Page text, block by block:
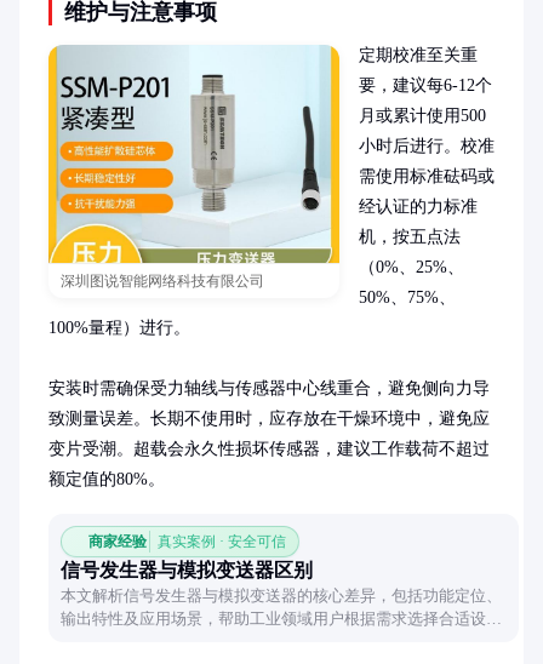
维护与注意事项
深圳图说智能网络科技有限公司
定期校准至关重
要，建议每6-12个
月或累计使用500
小时后进行。校准
需使用标准砝码或
经认证的力标准
机，按五点法
（0%、25%、
50%、75%、
100%量程）进行。
安装时需确保受力轴线与传感器中心线重合，避免侧向力导
致测量误差。长期不使用时，应存放在干燥环境中，避免应
变片受潮。超载会永久性损坏传感器，建议工作载荷不超过
额定值的80%。
商家经验 真实案例 · 安全可信
信号发生器与模拟变送器区别
本文解析信号发生器与模拟变送器的核心差异，包括功能定位、
输出特性及应用场景，帮助工业领域用户根据需求选择合适设